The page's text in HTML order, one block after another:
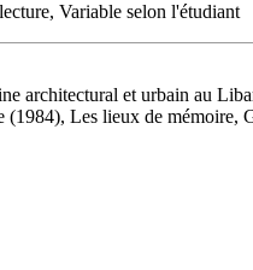
Variable selon l'étudiant
architectural et urbain au
Les lieux de mémoire,